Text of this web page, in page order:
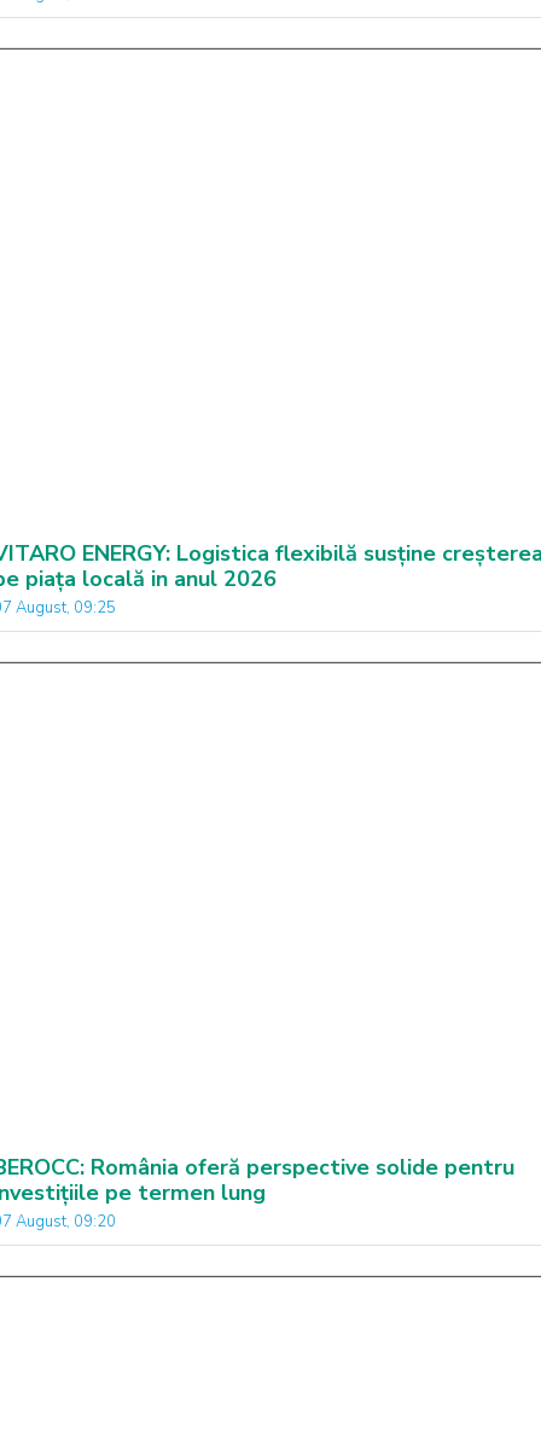
ENERGY: Logistica flexibilă susține
piața locală in anul 2026
August, 09:25
România oferă perspective solide pentru
pe termen lung
August, 09:20